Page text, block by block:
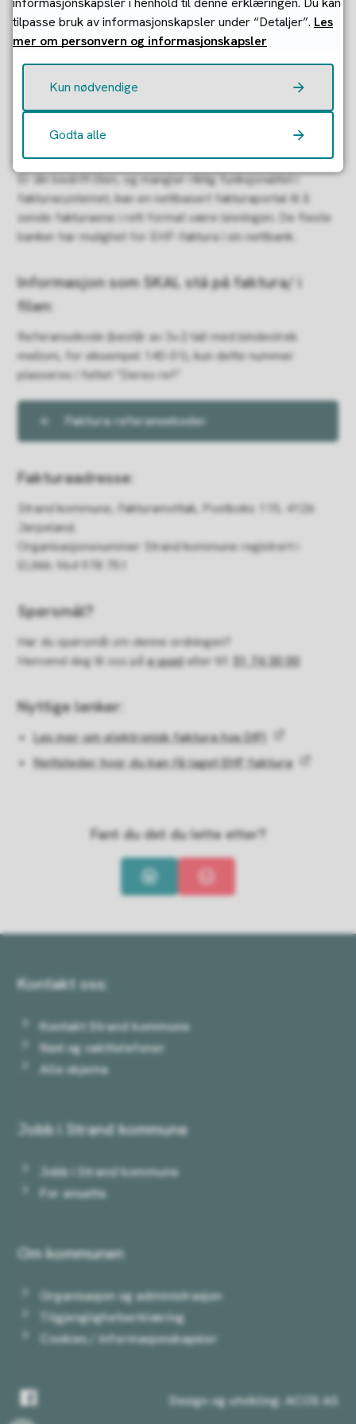
Hvordan sende EHF-faktura
Som leverandør må du først vurdere om du kan
produsere elektroniske fakturaer fra din bedrifts eget
løsningen.
Er din bedrift liten, og mangler riktig funksjonalitet i
fakturasystemet, kan en nettbasert fakturaportal til å
sende fakturaene i rett format være løsningen. De fleste
banker har mulighet for EHF-faktura i sin nettbank.
Informasjon som SKAL stå på faktura/ i
filen:
Referansekode (består av 3+2 tall med bindestrek
mellom, for eksempel 140-01), kun dette nummer
plasseres i feltet ”Deres ref”
Faktura referansekoder
Fakturaadresse:
Strand kommune, Fakturamottak, Postboks 115, 4126
Jørpeland.
Organisasjonsnummer Strand kommune registrert i
ELMA: 964 978 751
Spørsmål?
Har du spørsmål om denne ordningen?
Henvend deg til oss påe-posteller tlf. 51 74 30 00
Nyttige lenker:
Les mer om elektronisk faktura hos DIFI
Nettsteder hvor du kan få laget EHF faktura
Fant du det du lette etter?
Ja Nei
Kontakt oss:
Kontakt Strand kommune
Nød og vakttelefoner
Alle skjema
Jobb i Strand kommune
Jobb i Strand kommune
For ansatte
Om kommunen
Organisasjon og administrasjon
Tilgjenglighetserklæring
Cookies / informasjonskapsler
Facebook Design og utvikling: ACOS AS
tilpasse bruk av informasjonskapsler under “Detaljer”. Les
mer om personvern og informasjonskapsler
Kun nødvendige
Godta alle